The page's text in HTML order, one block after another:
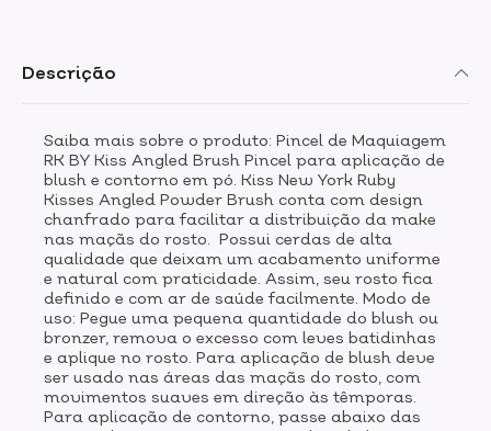
Descrição
Saiba mais sobre o produto: Pincel de Maquiagem
RK BY Kiss Angled Brush Pincel para aplicação de
blush e contorno em pó. Kiss New York Ruby
Kisses Angled Powder Brush conta com design
chanfrado para facilitar a distribuição da make
nas maçãs do rosto. Possui cerdas de alta
qualidade que deixam um acabamento uniforme
e natural com praticidade. Assim, seu rosto fica
definido e com ar de saúde facilmente. Modo de
uso: Pegue uma pequena quantidade do blush ou
bronzer, remova o excesso com leves batidinhas
e aplique no rosto. Para aplicação de blush deve
ser usado nas áreas das maçãs do rosto, com
movimentos suaves em direção às têmporas.
Para aplicação de contorno, passe abaixo das